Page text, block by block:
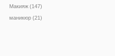
Макияж (147)
маникюр (21)